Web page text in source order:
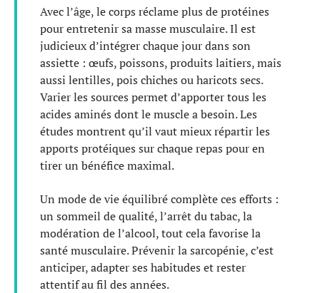
Avec l’âge, le corps réclame plus de protéines
pour entretenir sa masse musculaire. Il est
judicieux d’intégrer chaque jour dans son
assiette : œufs, poissons, produits laitiers, mais
aussi lentilles, pois chiches ou haricots secs.
Varier les sources permet d’apporter tous les
acides aminés dont le muscle a besoin. Les
études montrent qu’il vaut mieux répartir les
apports protéiques sur chaque repas pour en
tirer un bénéfice maximal.
Un mode de vie équilibré complète ces efforts :
un sommeil de qualité, l’arrêt du tabac, la
modération de l’alcool, tout cela favorise la
santé musculaire. Prévenir la sarcopénie, c’est
anticiper, adapter ses habitudes et rester
attentif au fil des années.